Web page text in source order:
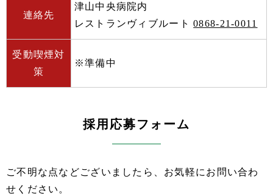
連絡先
津山中央病院内
レストランヴィブルート0868-21-0011
受動喫煙対
策
※準備中
採用応募フォーム
ご不明な点などございましたら、お気軽にお問い合わ
せください。